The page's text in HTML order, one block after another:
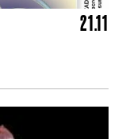
21.11